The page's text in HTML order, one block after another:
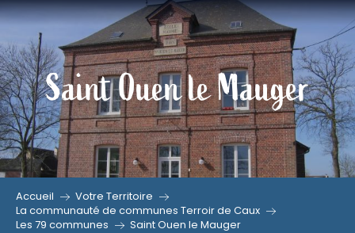
au
contenu
principalSaint Ouen le Mauger
Accueil
Votre Territoire
La communauté de communes Terroir de Caux
Les 79 communes
Saint Ouen le Mauger